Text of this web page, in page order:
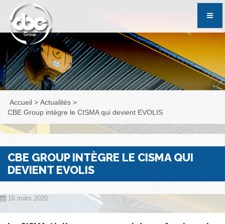
Accueil > Actualités >
CBE Group intègre le CISMA qui devient EVOLIS
CBE GROUP INTÈGRE LE CISMA QUI
DEVIENT EVOLIS
16 mars 2020